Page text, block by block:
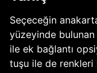
Seçeceğin
yüzeyinde
ile ek bağlantı
tuşu ile de